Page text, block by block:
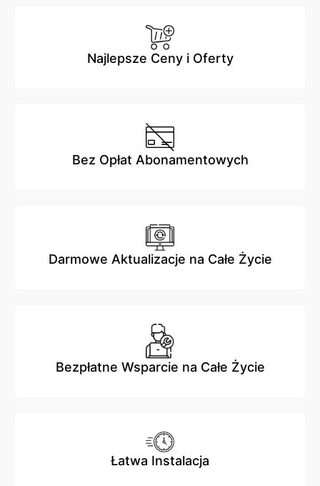
Najlepsze Ceny i Oferty
Bez Opłat Abonamentowych
Darmowe Aktualizacje na Całe Życie
Bezpłatne Wsparcie na Całe Życie
Łatwa Instalacja